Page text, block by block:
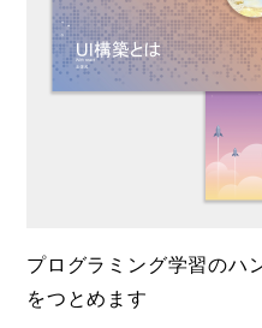
プログラミング学習のハ
をつとめます